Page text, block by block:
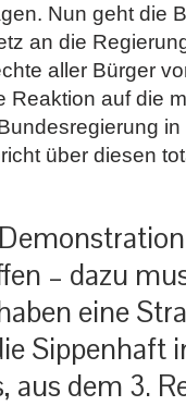
Nun geht die
an die
aller Bürger
Reaktion auf die
über diesen
– dazu
eine
Sippenhaft
aus dem 3.